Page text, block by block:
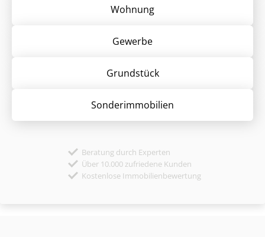
Wohnung
Gewerbe
Grund­stück
Sonder­immobilien
Beratung durch Experten
Über 10.000 zufriedene Kunden
Kostenlose Immobilienbewertung